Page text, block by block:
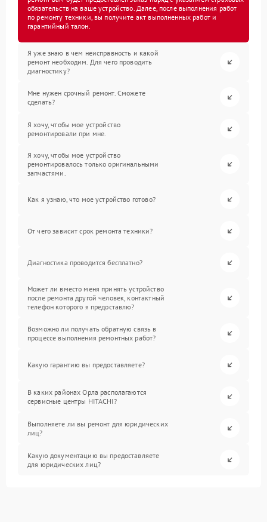
обязательств на ваше устройство. Далее, после выполнения работ
по ремонту техники, вы получите акт выполненных работ и
гарантийный талон.
Я уже знаю в чем неисправность и какой
ремонт необходим. Для чего проводить
диагностику?
Мне нужен срочный ремонт. Сможете
сделать?
Я хочу, чтобы мое устройство
ремонтировали при мне.
Я хочу, чтобы мое устройство
ремонтировалось только оригинальными
запчастями.
Как я узнаю, что мое устройство готово?
От чего зависит срок ремонта техники?
Диагностика проводится бесплатно?
Может ли вместо меня принять устройство
после ремонта другой человек, контактный
телефон которого я предоставлю?
Возможно ли получать обратную связь в
процессе выполнения ремонтных работ?
Какую гарантию вы предоставляете?
В каких районах Орла располагаются
сервисные центры HITACHI?
Выполняете ли вы ремонт для юридических
лиц?
Какую документацию вы предоставляете
для юридических лиц?